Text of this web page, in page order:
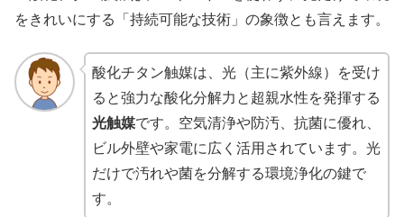
をきれいにする「持続可能な技術」の象徴とも言えます。
酸化チタン触媒は、光（主に紫外線）を受け
ると強力な酸化分解力と超親水性を発揮する
光触媒です。空気清浄や防汚、抗菌に優れ、
ビル外壁や家電に広く活用されています。光
だけで汚れや菌を分解する環境浄化の鍵で
す。